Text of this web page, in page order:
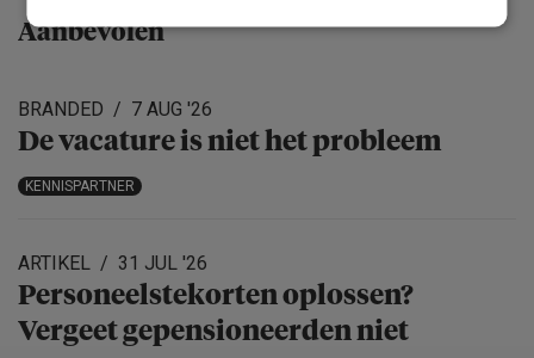
Aanbevolen
BRANDED 7 AUG '26
De vacature is niet het probleem
KENNISPARTNER
ARTIKEL 31 JUL '26
Personeels­te­korten oplossen?
Vergeet gepensio­neerden niet